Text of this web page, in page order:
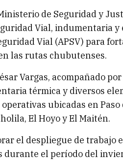
de Seguridad y
Vial, indumentaria y
Vial (APSV) para
las rutas chubutenses.
Vargas, acompañado
térmica y diversos
ubicadas en Paso
El Hoyo y El Maitén.
el despliegue de trabajo
el período del